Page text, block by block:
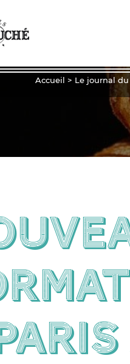
Accueil > Le journal